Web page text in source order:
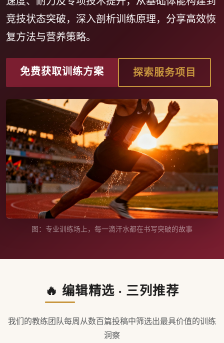
竞技状态突破，深入剖析训练原理，分享高效恢
复方法与营养策略。
免费获取训练方案 探索服务项目
图：专业训练场上，每一滴汗水都在书写突破的故事
🔥 编辑精选 · 三列推荐
我们的教练团队每周从数百篇投稿中筛选出最具价值的训练
洞察